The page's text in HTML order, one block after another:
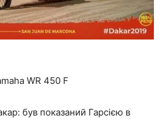
WR 450 F
був показаний Гарсією в